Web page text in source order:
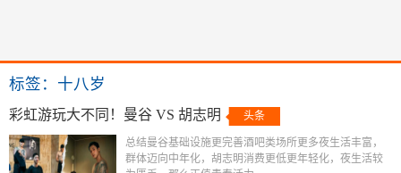
标签：十八岁
彩虹游玩大不同！曼谷 VS 胡志明 头条
总结曼谷基础设施更完善酒吧类场所更多夜生活丰富，
群体迈向中年化，胡志明消费更低更年轻化，夜生活较